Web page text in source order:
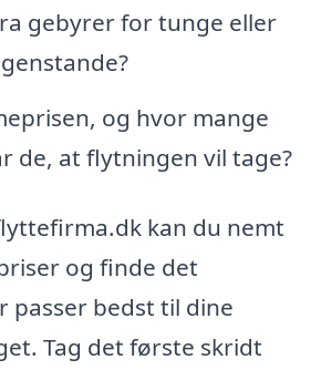
gebyrer for tunge eller
og hvor mange
de, at flytningen vil tage?
kan du nemt
og finde det
bedst til dine
Tag det første skridt